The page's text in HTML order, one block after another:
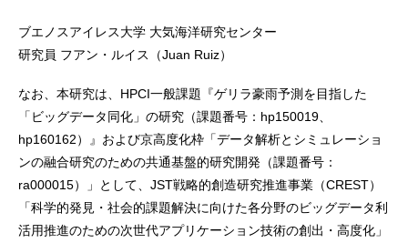
ブエノスアイレス大学 大気海洋研究センター
研究員 フアン・ルイス（Juan Ruiz）
なお、本研究は、HPCI一般課題『ゲリラ豪雨予測を目指した
「ビッグデータ同化」の研究（課題番号：hp150019、
hp160162）』および京高度化枠「データ解析とシミュレーショ
ンの融合研究のための共通基盤的研究開発（課題番号：
ra000015）」として、JST戦略的創造研究推進事業（CREST）
「科学的発見・社会的課題解決に向けた各分野のビッグデータ利
活用推進のための次世代アプリケーション技術の創出・高度化」